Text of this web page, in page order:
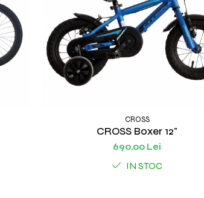
CROSS
CROSS Boxer 12"
690,00 Lei
IN STOC